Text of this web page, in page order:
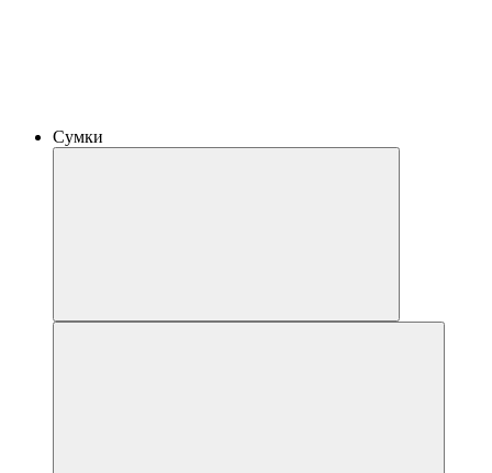
Сумки